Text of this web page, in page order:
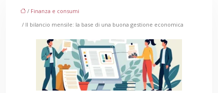
/ Finanza e consumi
/ Il bilancio mensile: la base di una buona gestione economica